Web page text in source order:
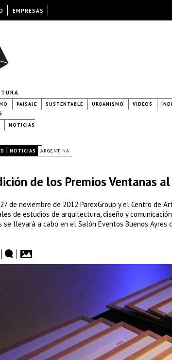
PAISAJE SUSTENTABLE URBANISMO VIDEOS
NOTICIAS
| NOTICIAS ARGENTINA
de los Premios Ventanas
de noviembre de 2012 ParexGroup y el Centro de
de estudios de arquitectura, diseño y
se llevará a cabo en el Salón Eventos Buenos Ayres
EMPRESAS